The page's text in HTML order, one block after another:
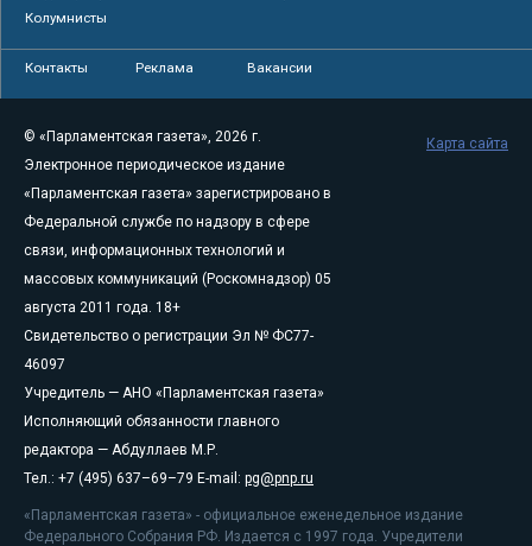
Колумнисты
Контакты Реклама Вакансии
© «Парламентская газета», 2026 г.
Электронное периодическое издание
«Парламентская газета» зарегистрировано в
Федеральной службе по надзору в сфере
связи, информационных технологий и
массовых коммуникаций (Роскомнадзор) 05
августа 2011 года. 18+
Свидетельство о регистрации Эл № ФС77-
46097
Учредитель — АНО «Парламентская газета»
Исполняющий обязанности главного
редактора — Абдуллаев М.Р.
Тел.: +7 (495) 637–69–79 E-mail: pg@pnp.ru
«Парламентская газета» - официальное еженедельное издание
Федерального Собрания РФ. Издается с 1997 года. Учредители
Карта сайта